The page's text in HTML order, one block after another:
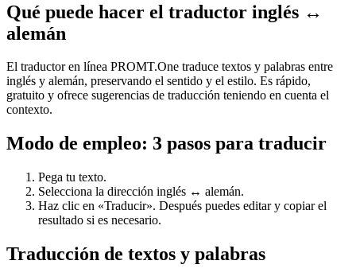
Qué puede hacer el traductor inglés ↔
alemán
El traductor en línea PROMT.One traduce textos y palabras entre
inglés y alemán, preservando el sentido y el estilo. Es rápido,
gratuito y ofrece sugerencias de traducción teniendo en cuenta el
contexto.
Modo de empleo: 3 pasos para traducir
Pega tu texto.
Selecciona la dirección inglés ↔ alemán.
Haz clic en «Traducir». Después puedes editar y copiar el
resultado si es necesario.
Traducción de textos y palabras